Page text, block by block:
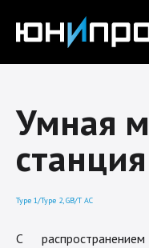
Умная
станция
Type 1/Type 2, GB/T AC
С